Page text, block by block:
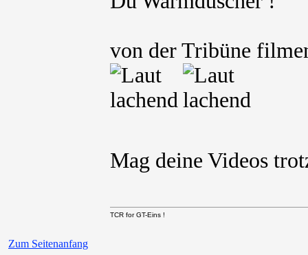
von der Tribüne
Mag deine Videos
Zum Seitenanfang
TCR for GT-Eins !